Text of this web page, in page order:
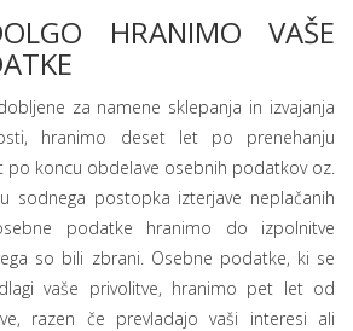
HRANIMO VAŠE
za namene sklepanja in izvajanja
hranimo deset let po prenehanju
po koncu obdelave osebnih podatkov oz.
sodnega postopka izterjave neplačanih
podatke hranimo do izpolnitve
so bili zbrani. Osebne podatke, ki se
vaše privolitve, hranimo pet let od
razen če prevladajo vaši interesi ali